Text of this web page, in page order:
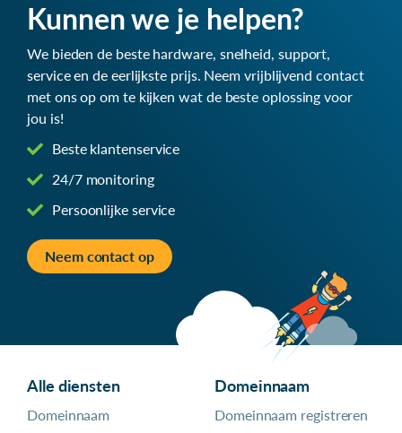
Kunnen we je helpen?
We bieden de beste hardware, snelheid, support,
service en de eerlijkste prijs. Neem vrijblijvend contact
met ons op om te kijken wat de beste oplossing voor
jou is!
Beste klantenservice
24/7 monitoring
Persoonlijke service
Neem contact op
Alle diensten
Domeinnaam
Domeinnaam
Domeinnaam registreren